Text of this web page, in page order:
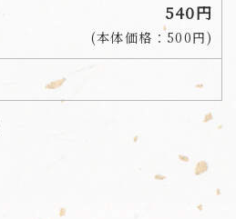
540円
(本体価格：500円)